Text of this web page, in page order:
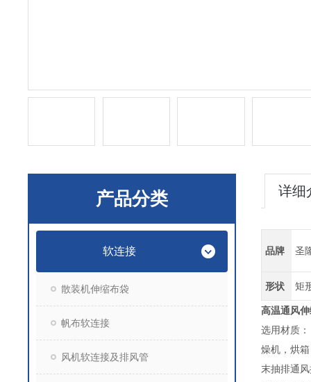
产品分类
软连接
散装机伸缩布袋
帆布软连接
风机软连接及排风管
详细
品牌 圣
形状 矩
高温通风
选用材质
燥机，烘
末抽排通